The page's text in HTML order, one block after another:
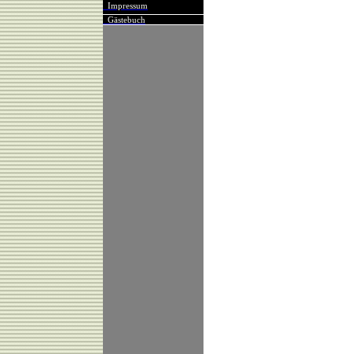
Impressum
Gästebuch